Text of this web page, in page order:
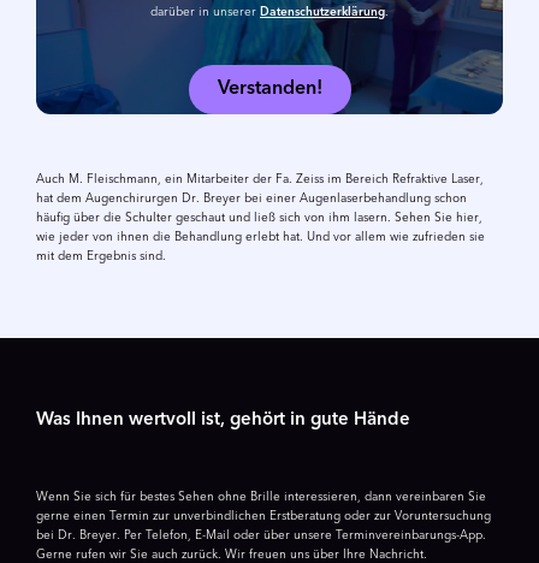
darüber in unserer Datenschutzerklärung.
Verstanden!
Auch M. Fleischmann, ein Mitarbeiter der Fa. Zeiss im Bereich Refraktive Laser,
hat dem Augenchirurgen Dr. Breyer bei einer Augenlaserbe­handlung schon
häufig über die Schulter geschaut und ließ sich von ihm lasern. Sehen Sie hier,
wie jeder von ihnen die Behandlung erlebt hat. Und vor allem wie zufrieden sie
mit dem Ergebnis sind.
Was Ihnen wertvoll ist, gehört in gute Hände
Wenn Sie sich für bestes Sehen ohne Brille interessieren, dann vereinbaren Sie
gerne einen Termin zur unverbindlichen Erstberatung oder zur Voruntersuchung
bei Dr. Breyer. Per Telefon, E-Mail oder über unsere Termin­­vereinbarungs-App.
Gerne rufen wir Sie auch zurück. Wir freuen uns über Ihre Nachricht.